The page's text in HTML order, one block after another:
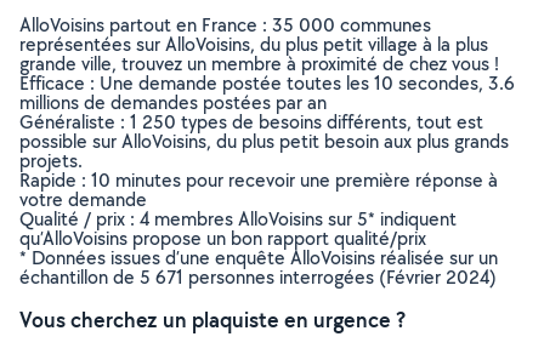
AlloVoisins partout en France : 35 000 communes
représentées sur AlloVoisins, du plus petit village à la plus
grande ville, trouvez un membre à proximité de chez vous !
Efficace : Une demande postée toutes les 10 secondes, 3.6
millions de demandes postées par an
Généraliste : 1 250 types de besoins différents, tout est
possible sur AlloVoisins, du plus petit besoin aux plus grands
projets.
Rapide : 10 minutes pour recevoir une première réponse à
votre demande
Qualité / prix : 4 membres AlloVoisins sur 5* indiquent
qu’AlloVoisins propose un bon rapport qualité/prix
* Données issues d’une enquête AlloVoisins réalisée sur un
échantillon de 5 671 personnes interrogées (Février 2024)
Vous cherchez un plaquiste en urgence ?